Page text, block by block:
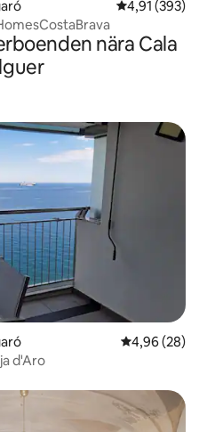
4,91 av 5 i
4,91 (393)
nära Cala
4,96 av 5 i
4,96 (28)
d'Aro